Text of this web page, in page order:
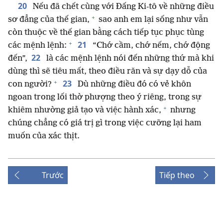
20
Nếu đã chết cùng với Đấng Ki-tô về những điều
sơ đẳng của thế gian, + sao anh em lại sống như vẫn
còn thuộc về thế gian bằng cách tiếp tục phục tùng
các mệnh lệnh: + 21
“Chớ cầm, chớ nếm, chớ động
đến”, 22
là các mệnh lệnh nói đến những thứ mà khi
dùng thì sẽ tiêu mất, theo điều răn và sự dạy dỗ của
con người? + 23
Dù những điều đó có vẻ khôn
ngoan trong lối thờ phượng theo ý riêng, trong sự
khiêm nhường giả tạo và việc hành xác, + nhưng
chúng chẳng có giá trị gì trong việc cưỡng lại ham
muốn của xác thịt.
Trước Tiếp theo